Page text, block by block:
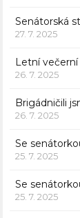
Senátorská
27. 7. 2025
Letní
26. 7. 2025
Brigádničili
26. 7. 2025
Se
25. 7. 2025
Se
25. 7. 2025